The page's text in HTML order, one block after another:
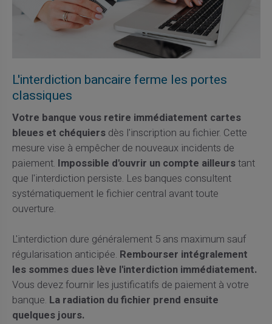
L'interdiction bancaire ferme les portes
classiques
Votre banque vous retire immédiatement cartes
bleues et chéquiersdès l'inscription au fichier. Cette
mesure vise à empêcher de nouveaux incidents de
paiement. Impossible d'ouvrir un compte ailleurstant
que l'interdiction persiste. Les banques consultent
systématiquement le fichier central avant toute
ouverture.
L'interdiction dure généralement 5 ans maximum sauf
régularisation anticipée. Rembourser intégralement
les sommes dues lève l'interdiction immédiatement.
Vous devez fournir les justificatifs de paiement à votre
banque. La radiation du fichier prend ensuite
quelques jours.